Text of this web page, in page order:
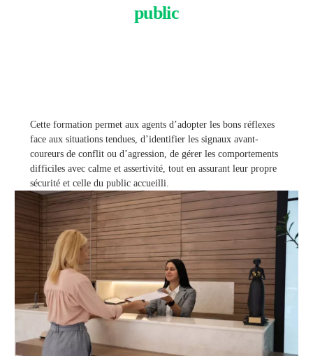
public
Cette formation permet aux agents d’adopter les bons réflexes
face aux situations tendues, d’identifier les signaux avant-
coureurs de conflit ou d’agression, de gérer les comportements
difficiles avec calme et assertivité, tout en assurant leur propre
sécurité et celle du public accueilli.